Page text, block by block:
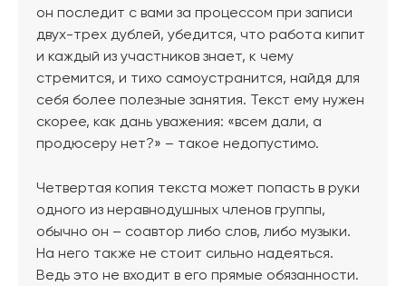
он последит с вами за процессом при записи
двух-трех дублей, убедится, что работа кипит
и каждый из участников знает, к чему
стремится, и тихо самоустранится, найдя для
себя более полезные занятия. Текст ему нужен
скорее, как дань уважения: «всем дали, а
продюсеру нет?» – такое недопустимо.
Четвертая копия текста может попасть в руки
одного из неравнодушных членов группы,
обычно он – соавтор либо слов, либо музыки.
На него также не стоит сильно надеяться.
Ведь это не входит в его прямые обязанности.